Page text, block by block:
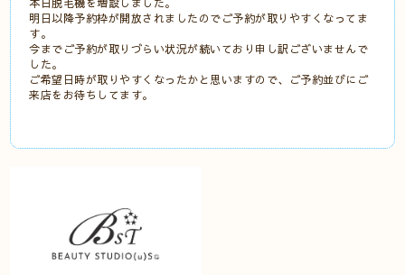
明日以降予約枠が開放されましたのでご予約が取りやすくなってま
す。
今までご予約が取りづらい状況が続いており申し訳ございませんで
した。
ご希望日時が取りやすくなったかと思いますので、ご予約並びにご
来店をお待ちしてます。